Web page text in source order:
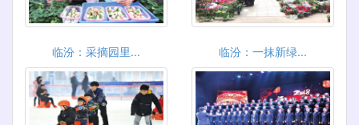
临汾：采摘园里... 临汾：一抹新绿...